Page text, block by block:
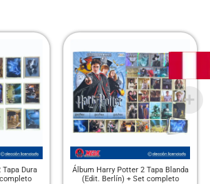
Dura
Álbum Harry Potter 2 Tapa Blanda
(Edit. Berlín) + Set completo